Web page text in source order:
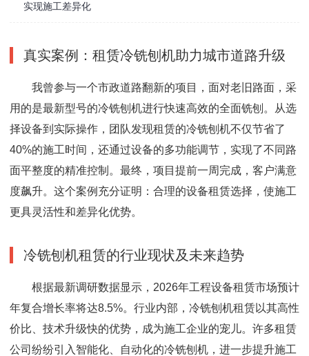
实现施工差异化
真实案例：租赁冷铣刨机助力城市道路升级
我曾参与一个市政道路翻新的项目，面对老旧路面，采
用的是最新型号的冷铣刨机进行快速高效的全面铣刨。从选
择设备到实际操作，团队发现租赁的冷铣刨机不仅节省了
40%的施工时间，还通过设备的多功能调节，实现了不同路
面平整度的精准控制。最终，项目提前一周完成，客户满意
度飙升。这个案例充分证明：合理的设备租赁选择，使施工
更具灵活性和差异化优势。
冷铣刨机租赁的行业现状及未来趋势
根据最新调研数据显示，2026年工程设备租赁市场预计
年复合增长率将达8.5%。行业内部，冷铣刨机租赁以其高性
价比、技术升级快的优势，成为施工企业的宠儿。许多租赁
公司纷纷引入智能化、自动化的冷铣刨机，进一步提升施工